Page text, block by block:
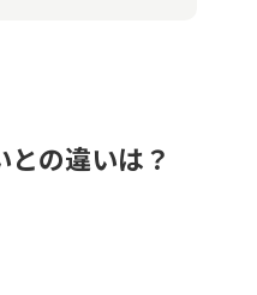
の違いは？